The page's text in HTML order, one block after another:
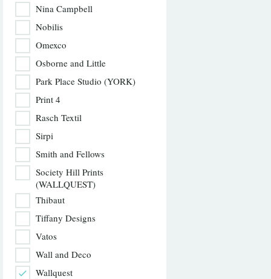
Nina Campbell
Nobilis
Omexco
Osborne and Little
Park Place Studio (YORK)
Print 4
Rasch Textil
Sirpi
Smith and Fellows
Society Hill Prints
(WALLQUEST)
Thibaut
Tiffany Designs
Vatos
Wall and Deco
Wallquest